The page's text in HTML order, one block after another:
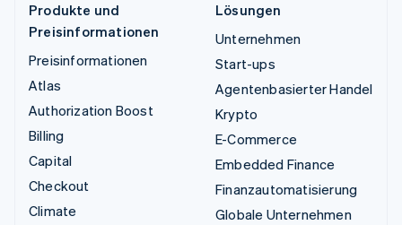
Produkte und
Preisinformationen
Preisinformationen
Atlas
Authorization Boost
Billing
Capital
Checkout
Climate
Lösungen
Unternehmen
Start-ups
Agentenbasierter Handel
Krypto
E-Commerce
Embedded Finance
Finanzautomatisierung
Globale Unternehmen